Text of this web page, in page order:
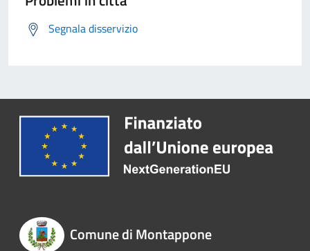
Segnala disservizio
Comune di Montappone